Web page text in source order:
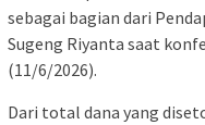
sebagai bagian dari
Sugeng Riyanta saat
(11/6/2026).
Dari total dana yang